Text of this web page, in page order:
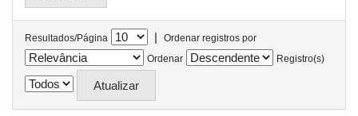
Resultados/Página |
Ordenar registros por
Ordenar
Registro(s)